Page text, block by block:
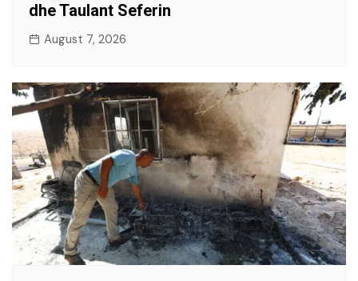
dhe Taulant Seferin
August 7, 2026